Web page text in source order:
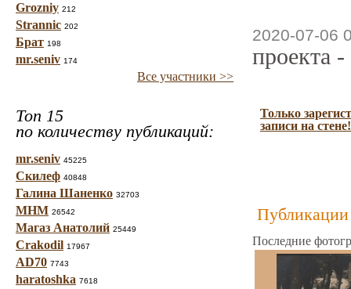
Grozniy 212
Strannic 202
Брат 198
mr.seniv 174
Все участники >>
Топ 15
по количеству публикаций:
mr.seniv 45225
Скилеф 40848
Галина Шаненко 32703
МНМ 26542
Магаз Анатолий 25449
Crakodil 17967
AD70 7743
haratoshka 7618
2020-07-06
проекта
Только
записи на стене!
Публикации
Последние